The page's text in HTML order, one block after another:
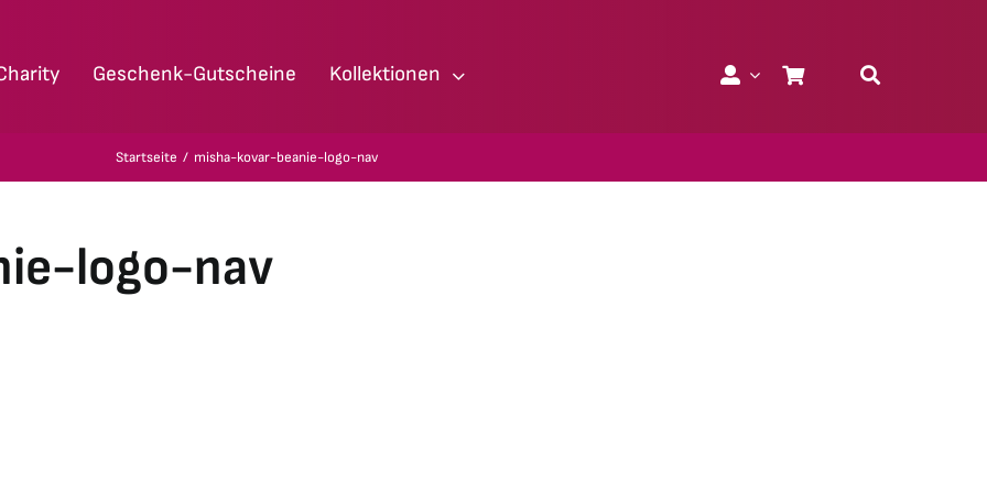
Geschenk-Gutscheine Kollektionen
Startseite misha-kovar-beanie-logo-nav
logo-nav